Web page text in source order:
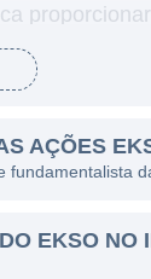
vida para
fundada
de
lesões,
AÇÕES
fundamentalista
EKSO NO